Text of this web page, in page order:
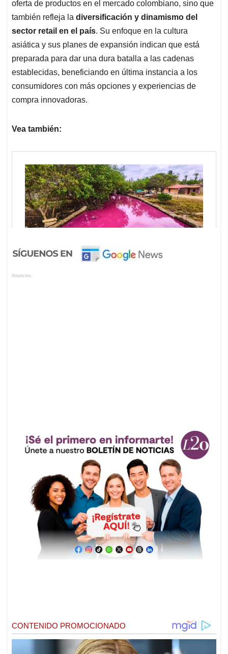
oferta de productos en el mercado colombiano, sino que
también refleja la diversificación y dinamismo del
sector retail en el país. Su enfoque en la cultura
asiática y sus planes de expansión indican que está
preparada para dar una dura batalla a las cadenas
establecidas, beneficiando en última instancia a los
consumidores con más opciones y experiencias de
compra innovadoras.​
Vea también:
Anuncios.